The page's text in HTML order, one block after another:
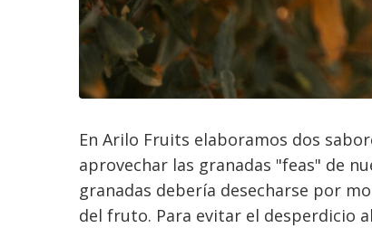
En Arilo Fruits elaboramos dos
aprovechar las granadas "feas" de
granadas debería desecharse por
del fruto. Para evitar el desperdicio